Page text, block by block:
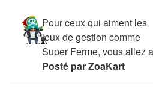
Pour ceux qui aiment les
jeux de gestion comme
Super Ferme, vous allez
Posté par ZoaKart